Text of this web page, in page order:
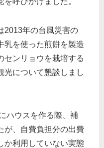
2013年の台風災害の
乳を使った煎餅を製造
センリョウを栽培する
光について懇談しまし
ハウスを作る際、補
が、自費負担分の出費
か利用していない実態